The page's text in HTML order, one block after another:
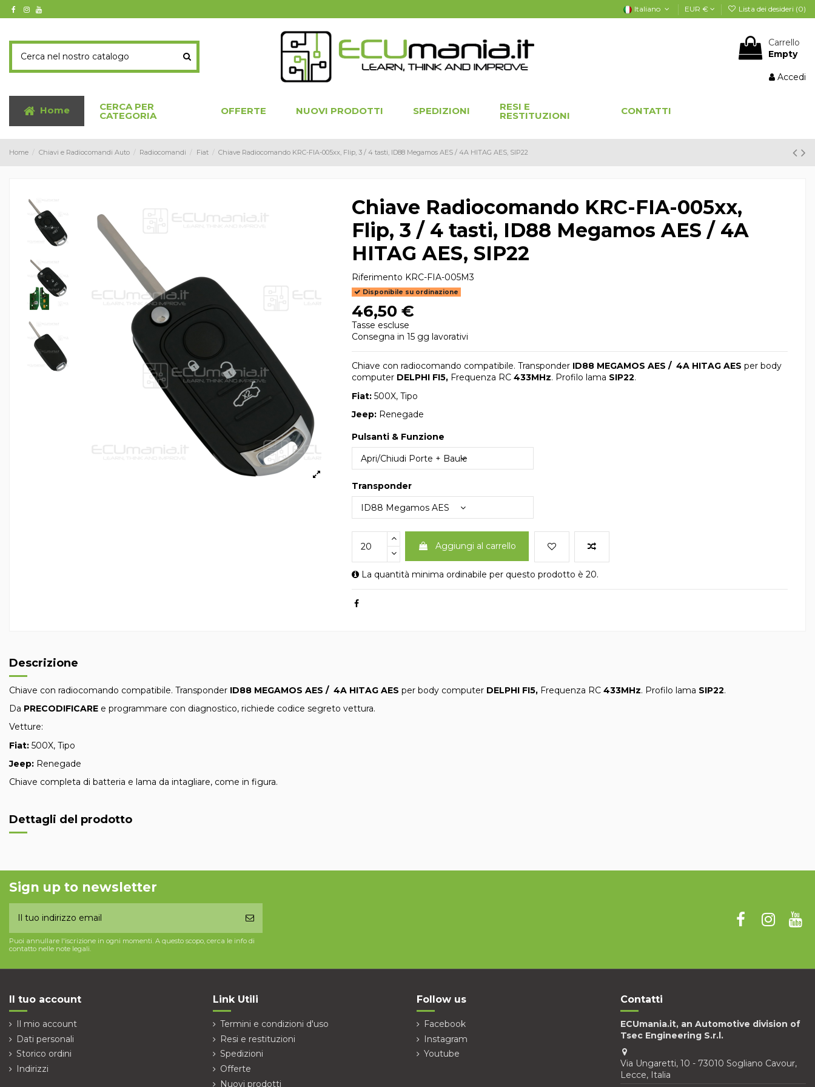
Italiano EUR € Lista dei desideri (0)
Carrello
Empty
Accedi
Home CERCA PER
CATEGORIA OFFERTE NUOVI PRODOTTI SPEDIZIONI RESI E
RESTITUZIONI CONTATTI
Home Chiavi e Radiocomandi Auto Radiocomandi Fiat Chiave Radiocomando KRC-FIA-005xx, Flip, 3 / 4 tasti, ID88 Megamos AES / 4A HITAG AES, SIP22
Chiave Radiocomando KRC-FIA-005xx,
Flip, 3 / 4 tasti, ID88 Megamos AES / 4A
HITAG AES, SIP22
Riferimento KRC-FIA-005M3
Disponibile su ordinazione
46,50 €
Tasse escluse
Consegna in 15 gg lavorativi
Chiave con radiocomando compatibile. Transponder ID88 MEGAMOS AES / 4A HITAG AES per body
computer DELPHI FI5, Frequenza RC 433MHz. Profilo lama SIP22.
Fiat: 500X, Tipo
Jeep: Renegade
Pulsanti & Funzione
Transponder
Aggiungi al carrello
La quantità minima ordinabile per questo prodotto è 20.
Descrizione
Chiave con radiocomando compatibile. Transponder ID88 MEGAMOS AES / 4A HITAG AES per body computer DELPHI FI5, Frequenza RC 433MHz. Profilo lama SIP22.
Da PRECODIFICARE e programmare con diagnostico, richiede codice segreto vettura.
Vetture:
Fiat: 500X, Tipo
Jeep: Renegade
Chiave completa di batteria e lama da intagliare, come in figura.
Dettagli del prodotto
Sign up to newsletter
Puoi annullare l'iscrizione in ogni momenti. A questo scopo, cerca le info di
contatto nelle note legali.
Il tuo account
Il mio account
Dati personali
Storico ordini
Indirizzi
Link Utili
Termini e condizioni d'uso
Resi e restituzioni
Spedizioni
Offerte
Nuovi prodotti
Follow us
Facebook
Instagram
Youtube
Contatti
ECUmania.it, an Automotive division of
Tsec Engineering S.r.l.
Via Ungaretti, 10 - 73010 Sogliano Cavour,
Lecce, Italia